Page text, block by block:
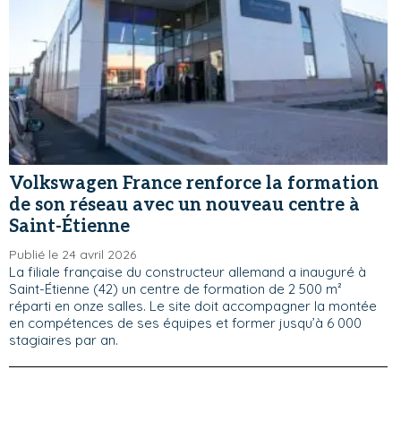
Volkswagen France renforce la formation
de son réseau avec un nouveau centre à
Saint-Étienne
Publié le 24 avril 2026
La filiale française du constructeur allemand a inauguré à
Saint-Étienne (42) un centre de formation de 2 500 m²
réparti en onze salles. Le site doit accompagner la montée
en compétences de ses équipes et former jusqu’à 6 000
stagiaires par an.